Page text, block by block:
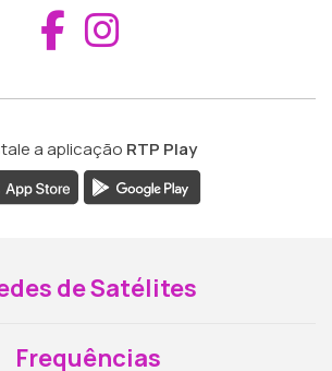
Aceder ao
a aplicação RTP Play
de Satélites
Frequências